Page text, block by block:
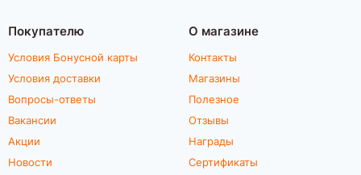
Покупателю
Условия Бонусной карты
Условия доставки
Вопросы-ответы
Вакансии
Акции
Новости
О магазине
Контакты
Магазины
Полезное
Отзывы
Награды
Сертификаты